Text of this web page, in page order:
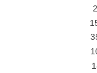
27 / 1
158 /
35 / 1
/ 4
18 /